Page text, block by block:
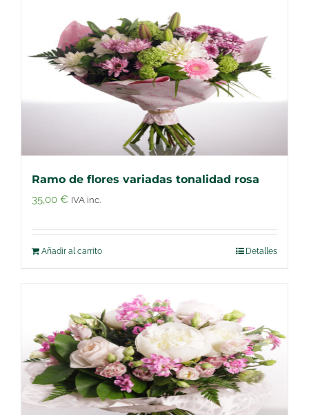
Ramo de flores variadas tonalidad rosa
35,00 € IVA inc.
Añadir al carrito Detalles